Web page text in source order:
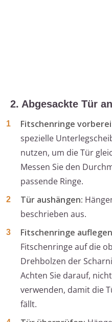
2. Abgesackte Tür
Fitschenringe
spezielle
nutzen, um die Tür
Messen Sie den
passende Ringe.
Tür aushängen:
beschrieben aus.
Fitschenringe
Fitschenringe auf die
Drehbolzen der
Achten Sie darauf,
verwenden, damit die
fällt.